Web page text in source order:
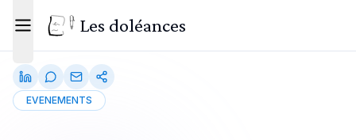
Toggle menuLes doléances
EVENEMENTS